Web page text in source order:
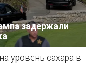
задержали
уровень сахара в